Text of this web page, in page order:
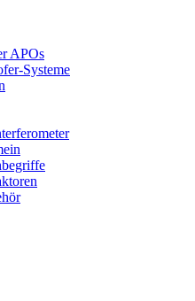
APOs
Systeme